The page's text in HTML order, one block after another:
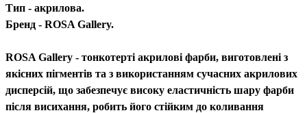
Тип - акрилова.
Бренд - ROSA Gallery.
ROSA Gallery - тонкотерті акрилові фарби, виготовлені з
якісних пігментів та з використанням сучасних акрилових
дисперсій, що забезпечує високу еластичність шару фарби
після висихання, робить його стійким до коливання